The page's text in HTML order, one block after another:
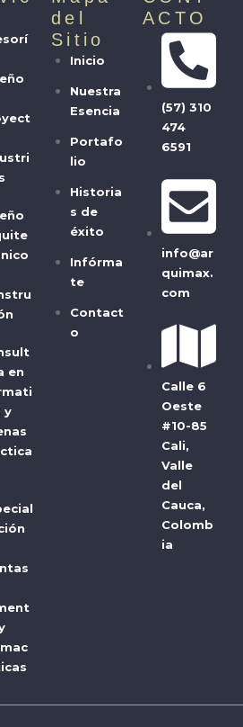
en
y
del
Sitio
Inicio
Nuestra
Esencia
Portafo
lio
Historia
s de
éxito
Infórma
te
Contact
o
ACTO
(57) 310
474
6591
info@ar
quimax.
com
Calle 6
Oeste
#10-85
Cali,
Valle
del
Cauca,
Colomb
ia